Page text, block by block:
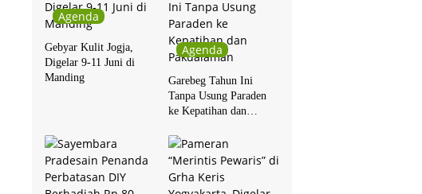
Agenda
Gebyar Kulit Jogja,
Digelar 9-11 Juni di
Manding
Agenda
Garebeg Tahun Ini
Tanpa Usung Paraden
ke Kepatihan dan